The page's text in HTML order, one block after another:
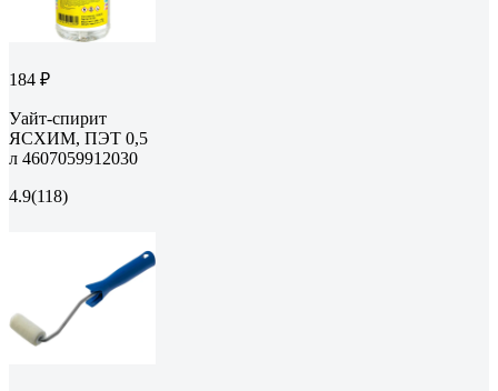
184 ₽
Уайт-спирит
ЯСХИМ, ПЭТ 0,5
л 4607059912030
4.9(118)